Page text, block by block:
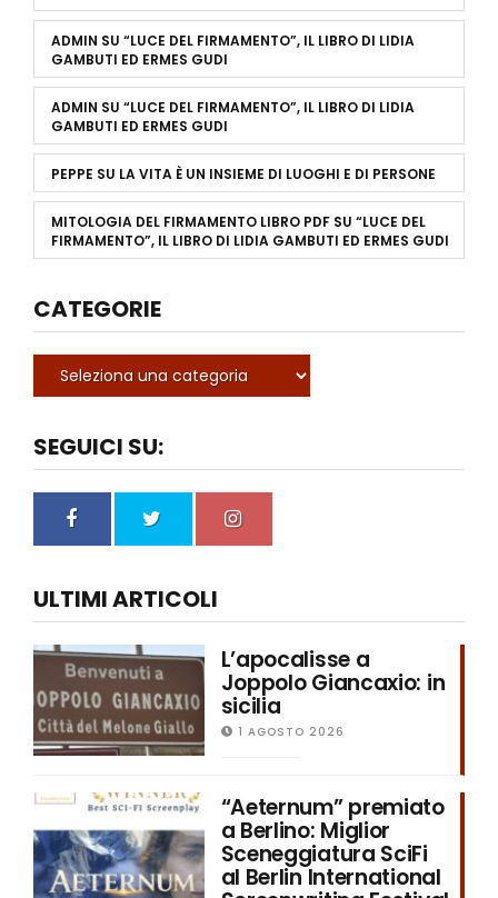
ADMIN SU “LUCE DEL FIRMAMENTO”, IL LIBRO DI LIDIA
GAMBUTI ED ERMES GUDI
ADMIN SU “LUCE DEL FIRMAMENTO”, IL LIBRO DI LIDIA
GAMBUTI ED ERMES GUDI
PEPPE SU LA VITA È UN INSIEME DI LUOGHI E DI PERSONE
MITOLOGIA DEL FIRMAMENTO LIBRO PDF SU “LUCE DEL
FIRMAMENTO”, IL LIBRO DI LIDIA GAMBUTI ED ERMES GUDI
CATEGORIE
SEGUICI SU:
ULTIMI ARTICOLI
L’apocalisse a
Joppolo Giancaxio: in
sicilia
1 AGOSTO 2026
“Aeternum” premiato
a Berlino: Miglior
Sceneggiatura SciFi
al Berlin International